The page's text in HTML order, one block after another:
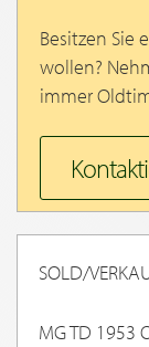
Besitzen Sie
wollen?
immer
SOLD/
MG TD 1953